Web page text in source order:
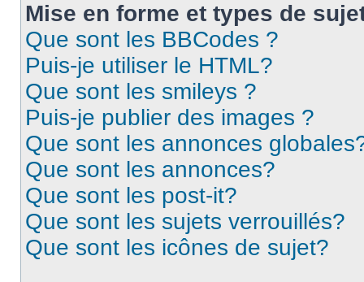
Mise en forme et types de
Que sont les BBCodes ?
Puis-je utiliser le HTML?
Que sont les smileys ?
Puis-je publier des images ?
Que sont les annonces
Que sont les annonces?
Que sont les post-it?
Que sont les sujets verrouillés?
Que sont les icônes de sujet?